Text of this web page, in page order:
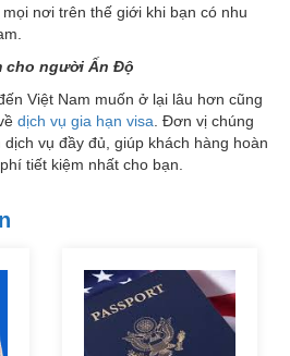
nơi trên thế giới khi bạn có nhu
cho người Ấn Độ
Việt Nam muốn ở lại lâu hơn cũng
dịch vụ gia hạn visa . Đơn vị chúng
vụ đầy đủ, giúp khách hàng hoàn
tiết kiệm nhất cho bạn.